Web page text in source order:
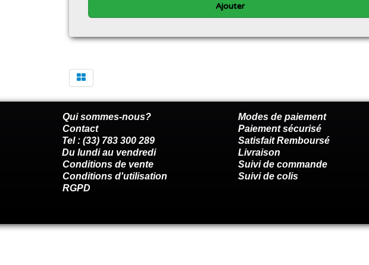
Ajouter
Qui sommes-nous?
Contact
Tel : (33) 783 300 289
Du lundi au vendredi
Conditions de vente
Conditions d'utilisation
RGPD
Modes de paiement
Paiement sécurisé
Satisfait Remboursé
Livraison
Suivi de commande
Suivi de colis